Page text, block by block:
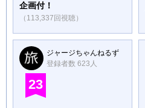
企画付！
（113,337回視聴）
ジャージちゃんねるず
登録者数 623人
23